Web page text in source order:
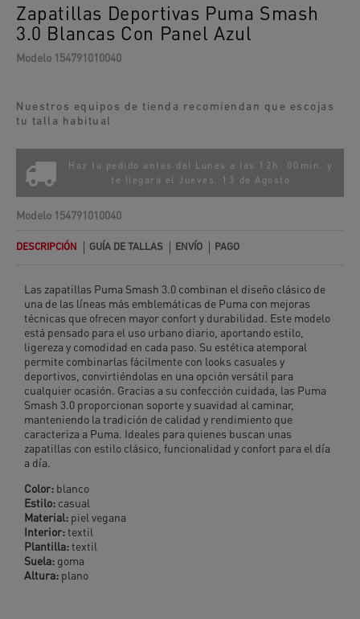
Zapatillas Deportivas Puma Smash
3.0 Blancas Con Panel Azul
Modelo 154791010040
Nuestros equipos de tienda recomiendan que escojas
tu talla habitual
Haz tu pedido antes del Lunes a las 12h. 00min. y
te llegará el Jueves, 13 de Agosto
Modelo 154791010040
DESCRIPCIÓN GUÍA DE TALLAS ENVÍO PAGO
Las zapatillas Puma Smash 3.0 combinan el diseño clásico de
una de las líneas más emblemáticas de Puma con mejoras
técnicas que ofrecen mayor confort y durabilidad. Este modelo
está pensado para el uso urbano diario, aportando estilo,
ligereza y comodidad en cada paso. Su estética atemporal
permite combinarlas fácilmente con looks casuales y
deportivos, convirtiéndolas en una opción versátil para
cualquier ocasión. Gracias a su confección cuidada, las Puma
Smash 3.0 proporcionan soporte y suavidad al caminar,
manteniendo la tradición de calidad y rendimiento que
caracteriza a Puma. Ideales para quienes buscan unas
zapatillas con estilo clásico, funcionalidad y confort para el día
a día.
Color: blanco
Estilo: casual
Material: piel vegana
Interior:textil
Plantilla:textil
Suela: goma
Altura: plano